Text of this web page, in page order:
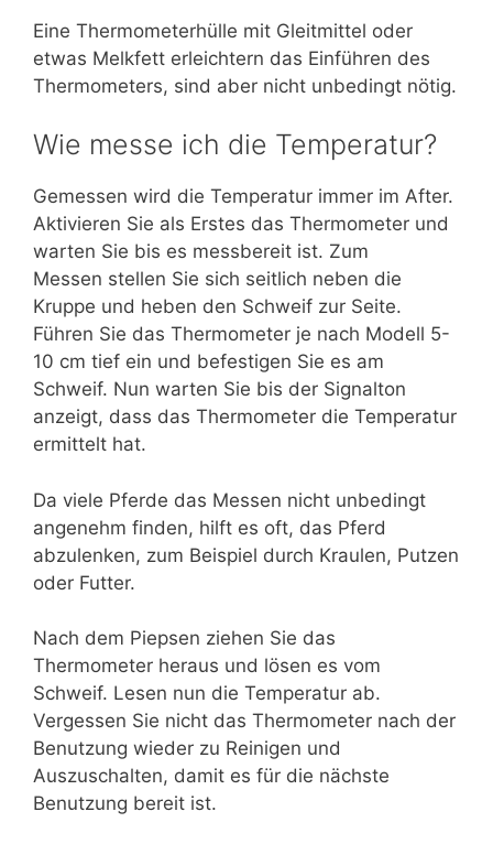
Eine Thermometerhülle mit Gleitmittel oder
etwas Melkfett erleichtern das Einführen des
Thermometers, sind aber nicht unbedingt nötig.
Wie messe ich die Temperatur?
Gemessen wird die Temperatur immer im After.
Aktivieren Sie als Erstes das Thermometer und
warten Sie bis es messbereit ist. Zum
Messen stellen Sie sich seitlich neben die
Kruppe und heben den Schweif zur Seite.
Führen Sie das Thermometer je nach Modell 5-
10 cm tief ein und befestigen Sie es am
Schweif. Nun warten Sie bis der Signalton
anzeigt, dass das Thermometer die Temperatur
ermittelt hat.
Da viele Pferde das Messen nicht unbedingt
angenehm finden, hilft es oft, das Pferd
abzulenken, zum Beispiel durch Kraulen, Putzen
oder Futter.
Nach dem Piepsen ziehen Sie das
Thermometer heraus und lösen es vom
Schweif. Lesen nun die Temperatur ab.
Vergessen Sie nicht das Thermometer nach der
Benutzung wieder zu Reinigen und
Auszuschalten, damit es für die nächste
Benutzung bereit ist.